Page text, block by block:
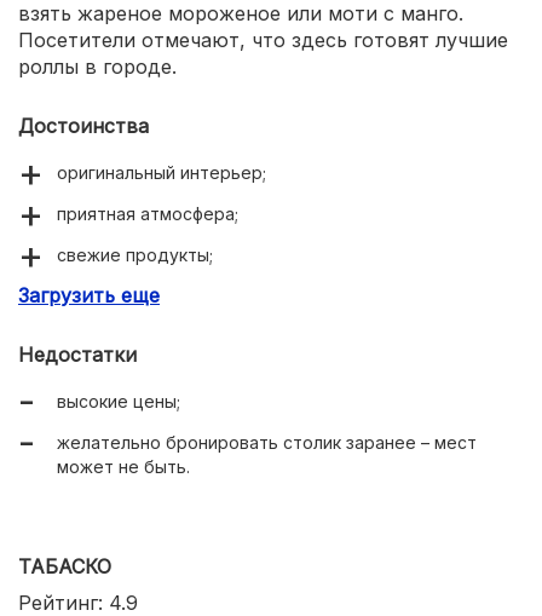
взять жареное мороженое или моти с манго.
Посетители отмечают, что здесь готовят лучшие
роллы в городе.
Достоинства
оригинальный интерьер;
приятная атмосфера;
свежие продукты;
детское и вегетарианское меню;
Загрузить еще
Недостатки
высокие цены;
желательно бронировать столик заранее – мест
может не быть.
ТАБАСКО
Рейтинг: 4.9